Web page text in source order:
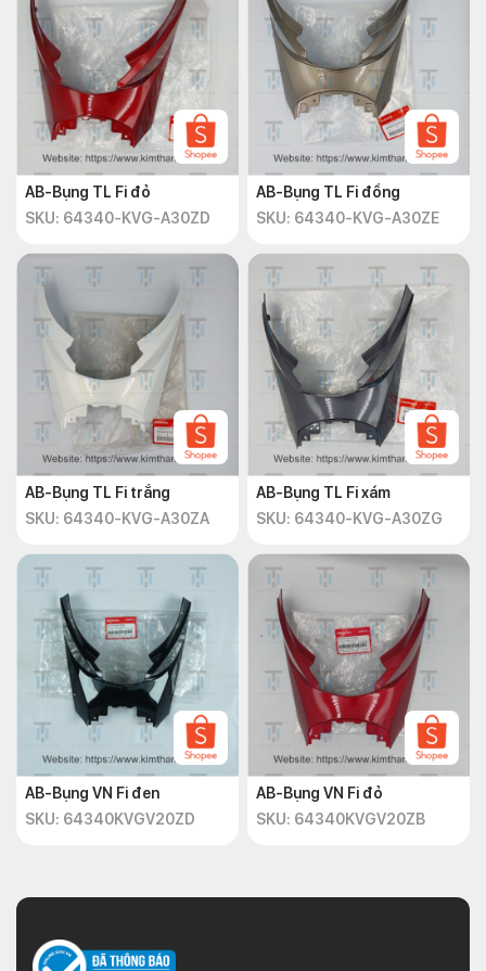
AB-Bụng TL Fi đỏ
SKU: 64340-KVG-A30ZD
AB-Bụng TL Fi đồng
SKU: 64340-KVG-A30ZE
AB-Bụng TL Fi trắng
SKU: 64340-KVG-A30ZA
AB-Bụng TL Fi xám
SKU: 64340-KVG-A30ZG
AB-Bụng VN Fi đen
SKU: 64340KVGV20ZD
AB-Bụng VN Fi đỏ
SKU: 64340KVGV20ZB